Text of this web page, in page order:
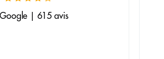
| 615 avis